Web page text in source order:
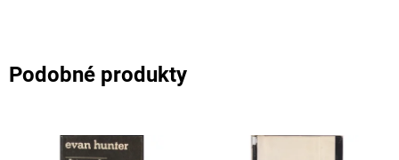
Podobné produkty